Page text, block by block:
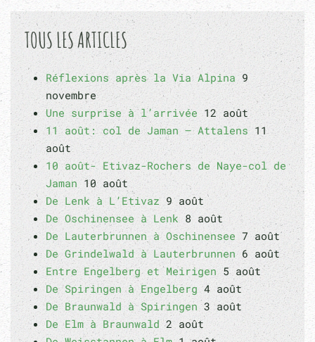
TOUS LES ARTICLES
Réflexions après la Via Alpina 9
novembre
Une surprise à l’arrivée 12 août
11 août: col de Jaman – Attalens 11
août
10 août- Etivaz-Rochers de Naye-col de
Jaman 10 août
De Lenk à L’Etivaz 9 août
De Oschinensee à Lenk 8 août
De Lauterbrunnen à Oschinensee 7 août
De Grindelwald à Lauterbrunnen 6 août
Entre Engelberg et Meirigen 5 août
De Spiringen à Engelberg 4 août
De Braunwald à Spiringen 3 août
De Elm à Braunwald 2 août